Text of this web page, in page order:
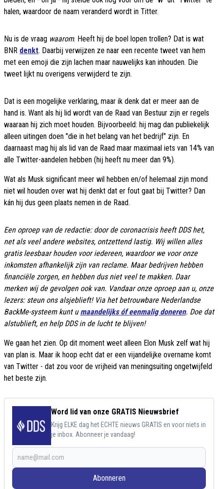
halen, waardoor de naam veranderd wordt in Titter.
Nu is de vraag waarom. Heeft hij de boel lopen trollen? Dat is wat
BNR denkt. Daarbij verwijzen ze naar een recente tweet van hem
met een emoji die zijn lachen maar nauwelijks kan inhouden. Die
tweet lijkt nu overigens verwijderd te zijn.
Dat is een mogelijke verklaring, maar ik denk dat er meer aan de
hand is. Want als hij lid wordt van de Raad van Bestuur zijn er regels
waaraan hij zich moet houden. Bijvoorbeeld: hij mag dan publiekelijk
alleen uitingen doen "die in het belang van het bedrijf" zijn. En
daarnaast mag hij als lid van de Raad maar maximaal iets van 14% van
alle Twitter-aandelen hebben (hij heeft nu meer dan 9%).
Wat als Musk significant meer wil hebben en/of helemaal zijn mond
niet wil houden over wat hij denkt dat er fout gaat bij Twitter? Dan
kán hij dus geen plaats nemen in de Raad.
Een oproep van de redactie: door de coronacrisis heeft DDS het,
net als veel andere websites, ontzettend lastig. Wij willen alles
gratis leesbaar houden voor iedereen, waardoor we voor onze
inkomsten afhankelijk zijn van reclame. Maar bedrijven hebben
financiële zorgen, en hebben dus niet veel te makken. Daar
merken wij de gevolgen ook van. Vandaar onze oproep aan u, onze
lezers: steun ons alsjeblieft! Via het betrouwbare Nederlandse
BackMe-systeem kunt u maandelijks óf eenmalig doneren. Doe dat
alstublieft, en help DDS in de lucht te blijven!
We gaan het zien. Op dit moment weet alleen Elon Musk zelf wat hij
van plan is. Maar ik hoop echt dat er een vijandelijke overname komt
van Twitter - dat zou voor de vrijheid van meningsuiting ongetwijfeld
het beste zijn.
Word lid van onze GRATIS Nieuwsbrief
Krijg ELKE dag het ECHTE nieuws GRATIS en voor niets in
je inbox. Abonneer je vandaag!
Abonneren